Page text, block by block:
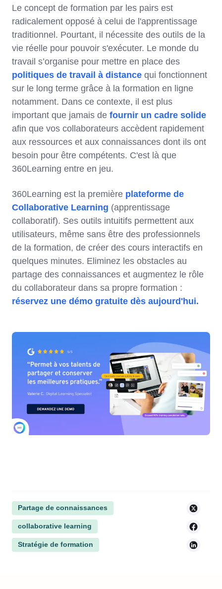
Le concept de formation par les pairs est
radicalement opposé à celui de l'apprentissage
traditionnel. Pourtant, il nécessite des outils de la
vie réelle pour pouvoir s'exécuter. Le monde du
travail s’organise pour mettre en place des
politiques de travail à distance qui fonctionnent
sur le long terme grâce à la formation en ligne
notamment. Dans ce contexte, il est plus
important que jamais de fournir un cadre solide
afin que vos collaborateurs accèdent rapidement
aux ressources et aux connaissances dont ils ont
besoin pour être compétents. C'est là que
360Learning entre en jeu.
360Learning est la première plateforme de
Collaborative Learning (apprentissage
collaboratif). Ses outils intuitifs permettent aux
utilisateurs, même sans être des professionnels
de la formation, de créer des cours interactifs en
quelques minutes. Eliminez les obstacles au
partage des connaissances et augmentez le rôle
du collaborateur dans sa propre formation :
réservez une démo gratuite dès aujourd'hui.
Partage de connaissances
collaborative learning
Stratégie de formation